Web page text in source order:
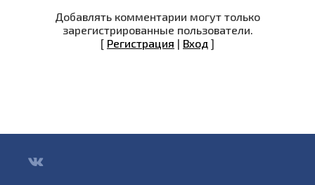
Добавлять комментарии могут только
зарегистрированные пользователи.
[ Регистрация | Вход ]